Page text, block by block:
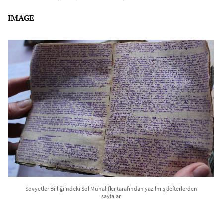
IMAGE
Sovyetler Birliği’ndeki Sol Muhalifler tarafından yazılmış defterlerden
sayfalar